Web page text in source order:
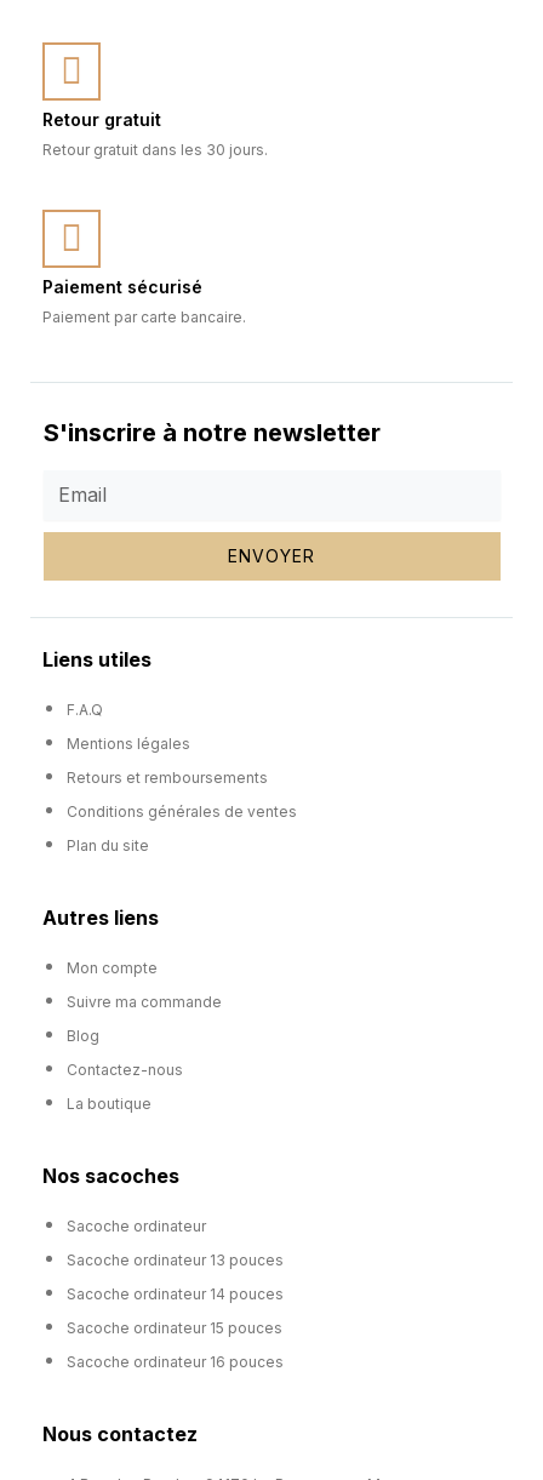
Retour gratuit
Retour gratuit dans les 30 jours.
Paiement sécurisé
Paiement par carte bancaire.
S'inscrire à notre newsletter
ENVOYER
Liens utiles
F.A.Q
Mentions légales
Retours et remboursements
Conditions générales de ventes
Plan du site
Autres liens
Mon compte
Suivre ma commande
Blog
Contactez-nous
La boutique
Nos sacoches
Sacoche ordinateur
Sacoche ordinateur 13 pouces
Sacoche ordinateur 14 pouces
Sacoche ordinateur 15 pouces
Sacoche ordinateur 16 pouces
Nous contactez